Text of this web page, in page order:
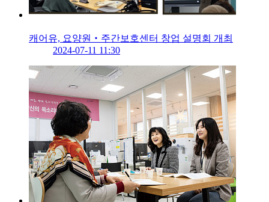
캐어유, 요양원‧주간보호센터 창업 설명회 개최
2024-07-11 11:30